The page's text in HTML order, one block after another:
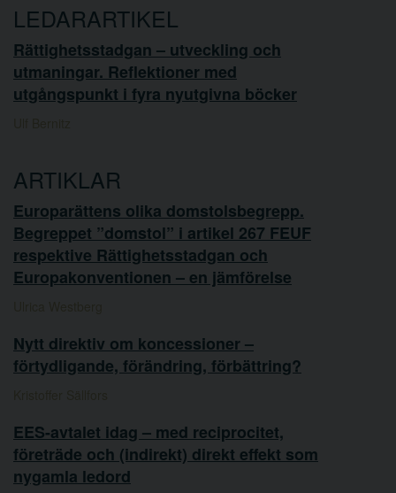
LEDARARTIKEL
Rättighetsstadgan – utveckling och
utmaningar. Reflektioner med
utgångspunkt i fyra nyutgivna böcker
ARTIKLAR
Europarättens olika domstolsbegrepp.
Begreppet ”domstol” i artikel 267 FEUF
respektive Rättighetsstadgan och
Europakonventionen – en jämförelse
Nytt direktiv om koncessioner –
förtydligande, förändring, förbättring?
EES-avtalet idag – med reciprocitet,
företräde och (indirekt) direkt effekt som
nygamla ledord